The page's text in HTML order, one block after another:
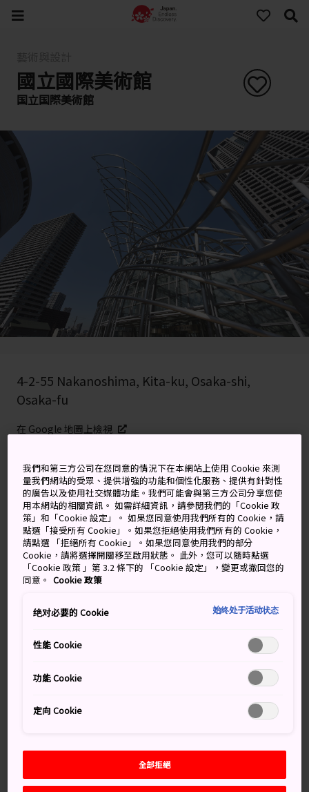
國立國際美術館
国立国際美術館
4-2-55 Nakanoshima, Kita-ku, Osaka-shi,
Osaka-fu
在 Google 地圖上檢視
關鍵字 地圖
日本唯一專門收藏當代藝術品的
國立美術館
精心排列的金屬拱門延伸至空中，標記出這一座地下博物
地的當代藝術品，主要是1945年之後的作品。美術館每年
由世界知名建築師西薩·佩里（Cesar Pelli）設
計的全地下美術館
我們和第三方公司在您同意的情況下在本網站上使用 Cookie 來測
量我們網站的受眾、提供增強的功能和個性化服務、提供有針對性
的廣告以及使用社交媒體功能。我們可能會與第三方公司分享您使
用本網站的相關資訊。 如需詳細資訊，請參閱我們的「Cookie 政
策」和「Cookie 設定」。 如果您同意使用我們所有的 Cookie，請
點選「接受所有 Cookie」。如果您拒絕使用我們所有的 Cookie，
請點選 「拒絕所有 Cookie」。如果您同意使用我們的部分
Cookie，請將選擇開關移至啟用狀態。 此外，您可以隨時點選
「Cookie 政策 」第 3.2 條下的 「Cookie 設定」，變更或撤回您的
同意。 Cookie 政策
绝对必要的 Cookie 始终处于活动状态
性能 Cookie
功能 Cookie
定向 Cookie
全部拒絕